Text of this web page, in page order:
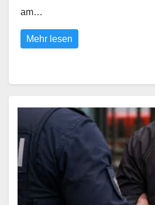
am…
Mehr lesen